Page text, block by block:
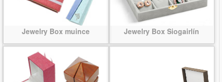
Jewelry Box muince Jewelry Box Siogairlín